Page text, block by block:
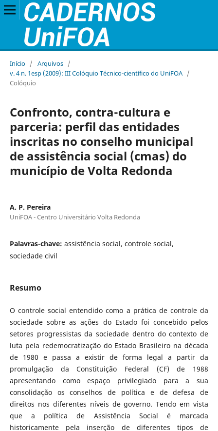
Início / Arquivos /
v. 4 n. 1esp (2009): III Colóquio Técnico-científico do UniFOA /
Colóquio
Confronto, contra-cultura e
parceria: perfil das entidades
inscritas no conselho municipal
de assistência social (cmas) do
município de Volta Redonda
A. P. Pereira
UniFOA - Centro Universitário Volta Redonda
Palavras-chave: assistência social, controle social,
sociedade civil
Resumo
O controle social entendido como a prática de controle da
sociedade sobre as ações do Estado foi concebido pelos
setores progressistas da sociedade dentro do contexto de
luta pela redemocratização do Estado Brasileiro na década
de 1980 e passa a existir de forma legal a partir da
promulgação da Constituição Federal (CF) de 1988
apresentando como espaço privilegiado para a sua
consolidação os conselhos de política e de defesa de
direitos nos diferentes níveis de governo. Tendo em vista
que a política de Assistência Social é marcada
historicamente pela inserção de diferentes tipos de